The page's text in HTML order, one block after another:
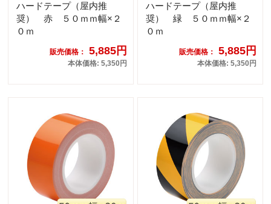
ハードテープ（屋内推
奨） 赤 ５０ｍｍ幅×２
０ｍ
販売価格： 5,885円
本体価格: 5,350円
ハードテープ（屋内推
奨） 緑 ５０ｍｍ幅×２
０ｍ
販売価格： 5,885円
本体価格: 5,350円